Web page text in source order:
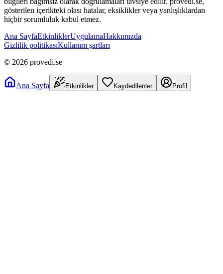
gösterilen içerikteki olası hatalar, eksiklikler veya yanlışlıklardan
hiçbir sorumluluk kabul etmez.
Ana SayfaEtkinliklerUygulamaHakkımızda
Gizlilik politikasıKullanım şartları
© 2026 provedi.se
Ana Sayfa Etkinlikler Kaydedilenler Profil